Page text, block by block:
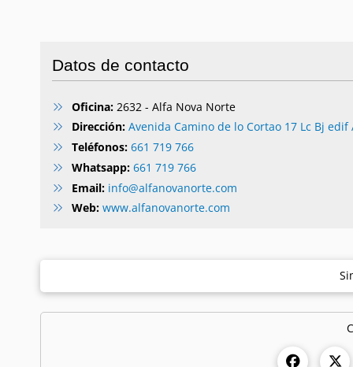
Datos de contacto
Oficina:2632 - Alfa Nova Norte
Dirección: Avenida Camino de lo Cortao 17 Lc Bj
Teléfonos: 661 719 766
Whatsapp: 661 719 766
Email: info@alfanovanorte.com
Web: www.alfanovanorte.com